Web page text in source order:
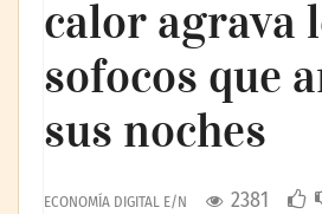
calor agrava
sofocos que
sus noches
ECONOMÍA DIGITAL E/N 2381